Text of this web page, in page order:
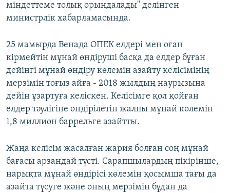
міндеттеме толық орындалады" делінген
министрлік хабарламасында.
25 мамырда Венада ОПЕК елдері мен оған
кірмейтін мұнай өндіруші басқа да елдер бұған
дейінгі мұнай өндіру көлемін азайту келісімінің
мерзімін тоғыз айға - 2018 жылдың наурызына
дейін ұзартуға келіскен. Келісімге қол қойған
елдер тәулігіне өндірілетін жалпы мұнай көлемін
1,8 миллион баррельге азайтты.
Жаңа келісім жасалған жария болған соң мұнай
бағасы арзандай түсті. Сарапшылардың пікірінше,
нарықта мұнай өндірісі көлемін қосымша тағы да
азайта түсуге және оның мерзімін бұдан да